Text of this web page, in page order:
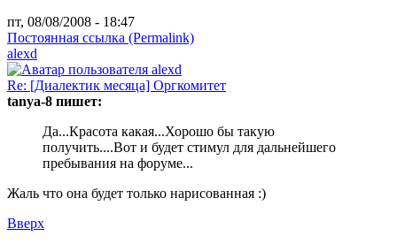
пт, 08/08/2008 - 18:47
Постоянная ссылка (Permalink)
alexd
Re: [Диалектик месяца] Оргкомитет
tanya-8 пишет:
Да...Красота какая...Хорошо бы такую
получить....Вот и будет стимул для дальнейшего
пребывания на форуме...
Жаль что она будет только нарисованная :)
Вверх